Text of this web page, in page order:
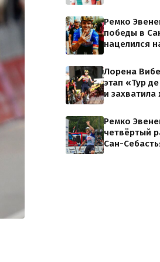
Ремко
победы в
нацелился
Лорена
этап «Тур
и
Ремко
четвёртый
Сан-